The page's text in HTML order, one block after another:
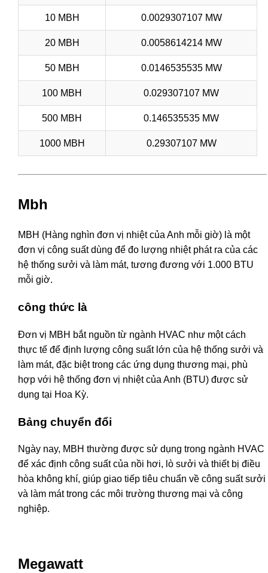
10 MBH 0.0029307107 MW
20 MBH 0.0058614214 MW
50 MBH 0.0146535535 MW
100 MBH 0.029307107 MW
500 MBH 0.146535535 MW
1000 MBH 0.29307107 MW
Mbh
MBH (Hàng nghìn đơn vị nhiệt của Anh mỗi giờ) là một
đơn vị công suất dùng để đo lượng nhiệt phát ra của các
hệ thống sưởi và làm mát, tương đương với 1.000 BTU
mỗi giờ.
công thức là
Đơn vị MBH bắt nguồn từ ngành HVAC như một cách
thực tế để định lượng công suất lớn của hệ thống sưởi và
làm mát, đặc biệt trong các ứng dụng thương mại, phù
hợp với hệ thống đơn vị nhiệt của Anh (BTU) được sử
dụng tại Hoa Kỳ.
Bảng chuyển đổi
Ngày nay, MBH thường được sử dụng trong ngành HVAC
để xác định công suất của nồi hơi, lò sưởi và thiết bị điều
hòa không khí, giúp giao tiếp tiêu chuẩn về công suất sưởi
và làm mát trong các môi trường thương mại và công
nghiệp.
Megawatt